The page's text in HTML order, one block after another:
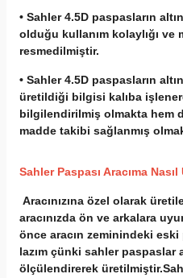
• Sahler 4.5D paspasların
olduğu kullanım kolaylığı
resmedilmiştir.
• Sahler 4.5D paspasların
üretildiği bilgisi kalıba
bilgilendirilmiş olmakta hem
madde takibi sağlanmış
Sahler Paspası Aracıma
Aracınızına özel olarak
aracınızda ön ve arkalara
önce aracın zeminindeki eski
lazım çünki sahler paspaslar
ölçülendirerek